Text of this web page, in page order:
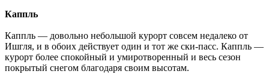
Каппль
Каппль — довольно небольшой курорт совсем недалеко от
Ишгля, и в обоих действует один и тот же ски-пасс. Каппль —
курорт более спокойный и умиротворенный и весь сезон
покрытый снегом благодаря своим высотам.